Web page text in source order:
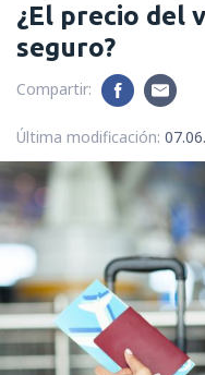
¿El precio del
seguro?
Compartir:
Última modificación: